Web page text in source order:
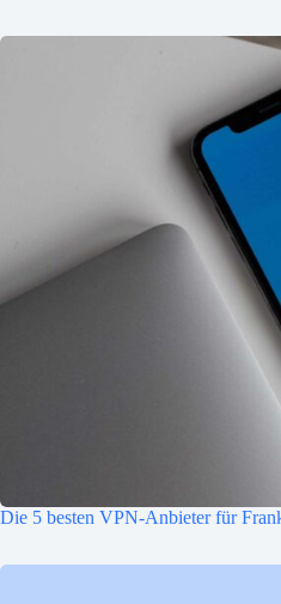
Die 5 besten VPN-Anbieter für